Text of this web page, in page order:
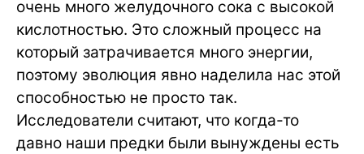
очень много желудочного сока с высокой
кислотностью. Это сложный процесс на
который затрачивается много энергии,
поэтому эволюция явно наделила нас этой
способностью не просто так.
Исследователи считают, что когда-то
давно наши предки были вынуждены есть